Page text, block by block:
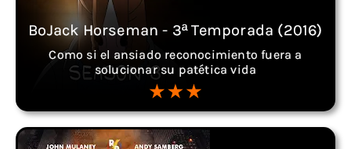
BoJack Horseman - 3ª Temporada (2016)
Como si el ansiado reconocimiento fuera a
solucionar su patética vida